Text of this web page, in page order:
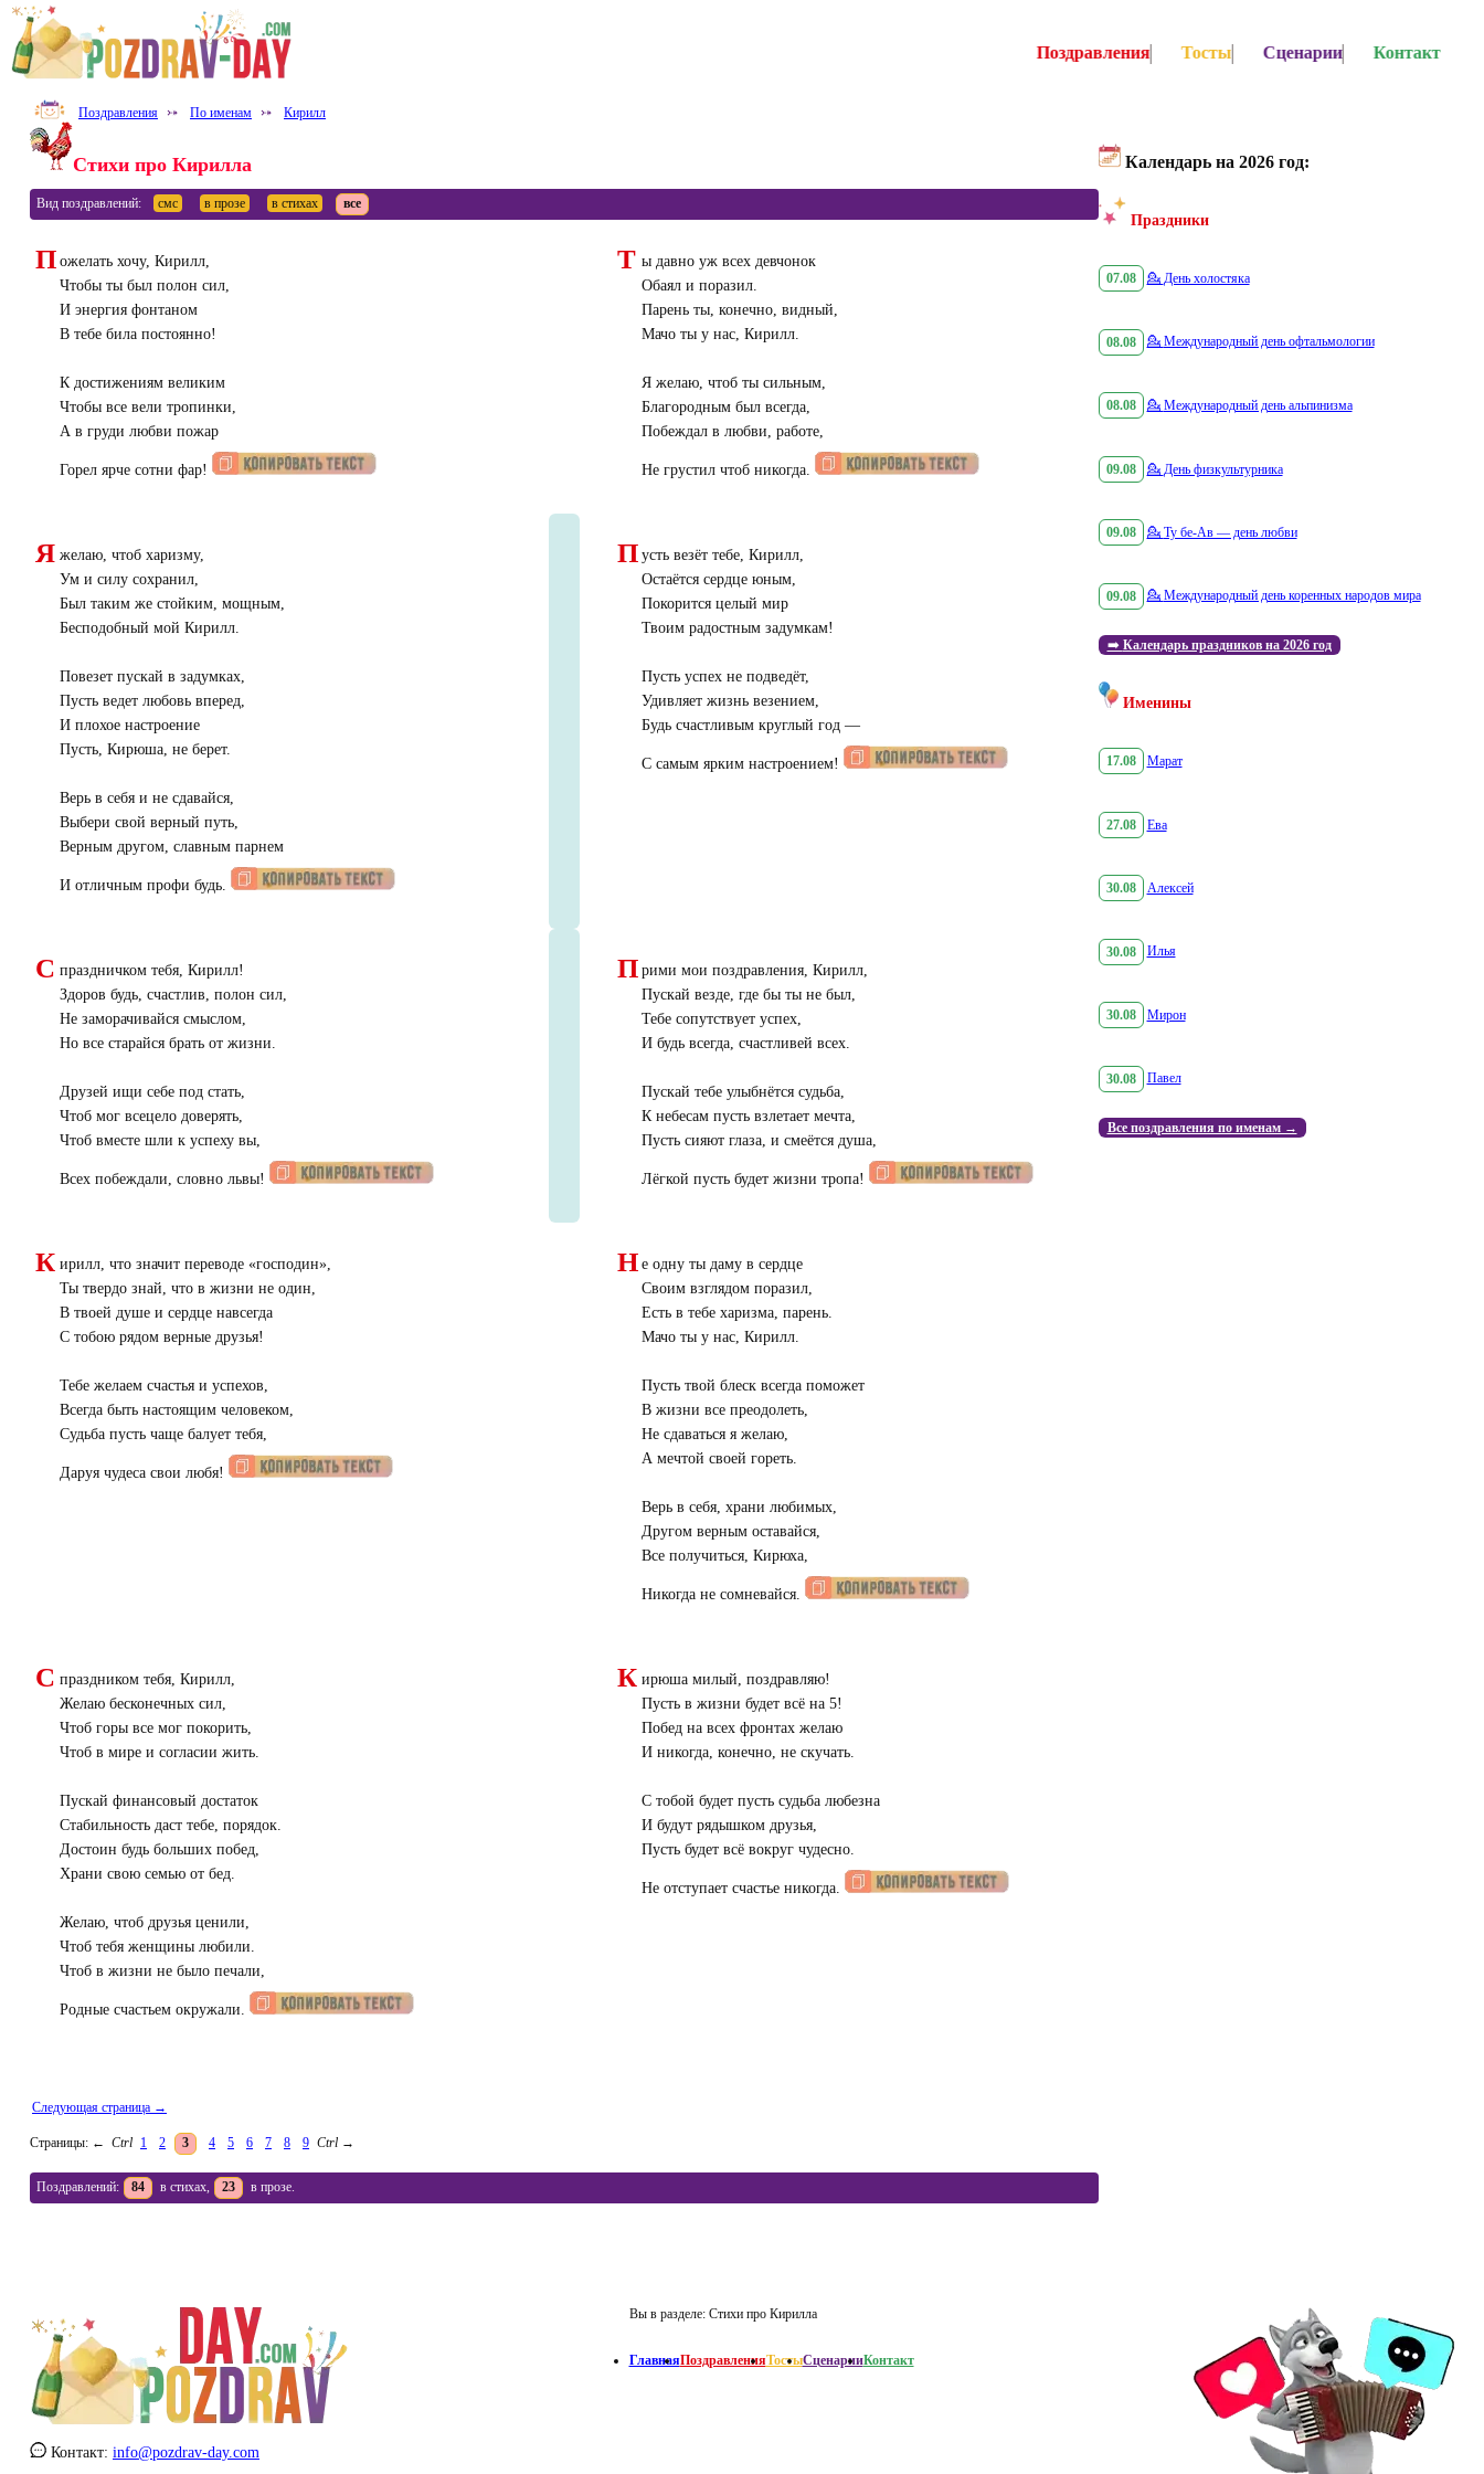
Поздравления ⤐ По именам ⤐ Кирилл
Стихи про Кирилла
Вид поздравлений: смс в прозе в стихах все
П ожелать хочу, Кирилл,
Чтобы ты был полон сил,
И энергия фонтаном
В тебе била постоянно!
К достижениям великим
Чтобы все вели тропинки,
А в груди любви пожар
Горел ярче сотни фар!
Т ы давно уж всех девчонок
Обаял и поразил.
Парень ты, конечно, видный,
Мачо ты у нас, Кирилл.
Я желаю, чтоб ты сильным,
Благородным был всегда,
Побеждал в любви, работе,
Не грустил чтоб никогда.
Я желаю, чтоб харизму,
Ум и силу сохранил,
Был таким же стойким, мощным,
Бесподобный мой Кирилл.
Повезет пускай в задумках,
Пусть ведет любовь вперед,
И плохое настроение
Пусть, Кирюша, не берет.
Верь в себя и не сдавайся,
Выбери свой верный путь,
Верным другом, славным парнем
И отличным профи будь.
П усть везёт тебе, Кирилл,
Остаётся сердце юным,
Покорится целый мир
Твоим радостным задумкам!
Пусть успех не подведёт,
Удивляет жизнь везением,
Будь счастливым круглый год —
С самым ярким настроением!
С праздничком тебя, Кирилл!
Здоров будь, счастлив, полон сил,
Не заморачивайся смыслом,
Но все старайся брать от жизни.
Друзей ищи себе под стать,
Чтоб мог всецело доверять,
Чтоб вместе шли к успеху вы,
Всех побеждали, словно львы!
П рими мои поздравления, Кирилл,
Пускай везде, где бы ты не был,
Тебе сопутствует успех,
И будь всегда, счастливей всех.
Пускай тебе улыбнётся судьба,
К небесам пусть взлетает мечта,
Пусть сияют глаза, и смеётся душа,
Лёгкой пусть будет жизни тропа!
К ирилл, что значит переводе «господин»,
Ты твердо знай, что в жизни не один,
В твоей душе и сердце навсегда
С тобою рядом верные друзья!
Тебе желаем счастья и успехов,
Всегда быть настоящим человеком,
Судьба пусть чаще балует тебя,
Даруя чудеса свои любя!
Н е одну ты даму в сердце
Своим взглядом поразил,
Есть в тебе харизма, парень.
Мачо ты у нас, Кирилл.
Пусть твой блеск всегда поможет
В жизни все преодолеть,
Не сдаваться я желаю,
А мечтой своей гореть.
Верь в себя, храни любимых,
Другом верным оставайся,
Все получиться, Кирюха,
Никогда не сомневайся.
С праздником тебя, Кирилл,
Желаю бесконечных сил,
Чтоб горы все мог покорить,
Чтоб в мире и согласии жить.
Пускай финансовый достаток
Стабильность даст тебе, порядок.
Достоин будь больших побед,
Храни свою семью от бед.
Желаю, чтоб друзья ценили,
Чтоб тебя женщины любили.
Чтоб в жизни не было печали,
Родные счастьем окружали.
К ирюша милый, поздравляю!
Пусть в жизни будет всё на 5!
Побед на всех фронтах желаю
И никогда, конечно, не скучать.
С тобой будет пусть судьба любезна
И будут рядышком друзья,
Пусть будет всё вокруг чудесно.
Не отступает счастье никогда.
Следующая страница →
Страницы: ← Ctrl 1 2 3 4 5 6 7 8 9 Ctrl →
Поздравлений: 84 в стихах, 23 в прозе.
Календарь на 2026 год:
Праздники
07.08 💁 День холостяка
08.08 💁 Международный день офтальмологии
08.08 💁 Международный день альпинизма
09.08 💁 День физкультурника
09.08 💁 Ту бе-Ав — день любви
09.08 💁 Международный день коренных народов мира
➡️ Календарь праздников на 2026 год
Именины
17.08 Марат
27.08 Ева
30.08 Алексей
30.08 Илья
30.08 Мирон
30.08 Павел
Все поздравления по именам →
Поздравления Тосты Сценарии Контакт
Контакт: info@pozdrav-day.com
Вы в разделе: Стихи про Кирилла
ГлавнаяПоздравленияТостыСценарииКонтакт